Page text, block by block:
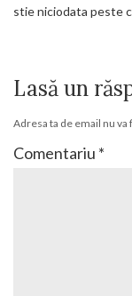
stie niciodata peste
Lasă un
Adresa ta de email nu va
Comentariu *